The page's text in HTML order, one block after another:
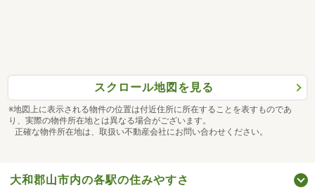
スクロール地図を見る
※地図上に表示される物件の位置は付近住所に所在することを表すものであ
り、実際の物件所在地とは異なる場合がございます。
正確な物件所在地は、取扱い不動産会社にお問い合わせください。
大和郡山市内の各駅の住みやすさ